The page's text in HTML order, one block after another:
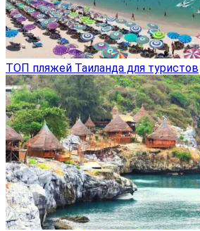
ТОП пляжей Таиланда для туристов